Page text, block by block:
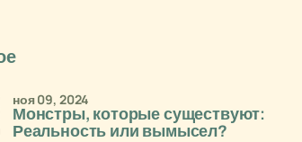
Монстры, которые существуют:
Реальность или вымысел?
ноя 09, 2024